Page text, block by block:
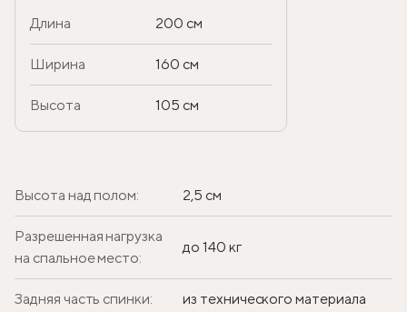
Длина 200 см
Ширина 160 см
Высота 105 см
Высота над полом: 2,5 см
Разрешенная нагрузка
на спальное место:
до 140 кг
Задняя часть спинки: из технического материала